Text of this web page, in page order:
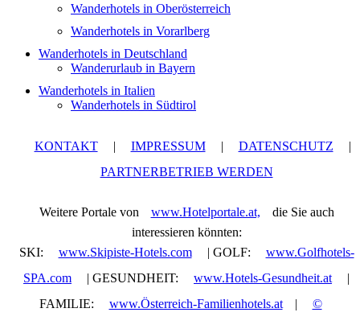
Wanderhotels in Oberösterreich
Wanderhotels in Vorarlberg
Wanderhotels in Deutschland
Wanderurlaub in Bayern
Wanderhotels in Italien
Wanderhotels in Südtirol
KONTAKT | IMPRESSUM | DATENSCHUTZ
|
PARTNERBETRIEB WERDEN
Weitere Portale von www.Hotelportale.at,
die Sie auch
interessieren könnten:
SKI:
www.Skipiste-Hotels.com | GOLF:
www.Golfhotels-
SPA.com
| GESUNDHEIT: www.Hotels-Gesundheit.at
|
FAMILIE:
www.Österreich-Familienhotels.at | ©